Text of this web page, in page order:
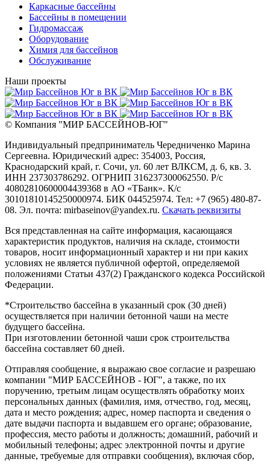
Каркасные бассейны
Бассейны в помещении
Гидромассаж
Оборудование
Химия для бассейнов
Обслуживание
Наши проекты
© Компания "МИР БАССЕЙНОВ-ЮГ"
Индивидуальный предприниматель Чередниченко Марина
Сергеевна. Юридический адрес: 354003, Россия,
Краснодарский край, г. Сочи, ул. 60 лет ВЛКСМ, д. 6, кв. 3.
ИНН 237303786292. ОГРНИП 316237300062550. Р/с
40802810600004439368 в АО «ТБанк». К/с
30101810145250000974. БИК 044525974. Тел: +7 (965) 480-87-
08. Эл. почта: mirbaseinov@yandex.ru. Скачать реквизиты
Вся представленная на сайте информация, касающаяся
характеристик продуктов, наличия на складе, стоимости
товаров, носит информационный характер и ни при каких
условиях не является публичной офертой, определяемой
положениями Статьи 437(2) Гражданского кодекса Российской
Федерации.
*Строительство бассейна в указанный срок (30 дней)
осуществляется при наличии бетонной чаши на месте
будущего бассейна.
При изготовлении бетонной чаши срок строительства
бассейна составляет 60 дней.
Отправляя сообщение, я выражаю свое согласие и разрешаю
компании "МИР БАССЕЙНОВ - ЮГ", а также, по их
поручению, третьим лицам осуществлять обработку моих
персональных данных (фамилия, имя, отчество, год, месяц,
дата и место рождения; адрес, номер паспорта и сведения о
дате выдачи паспорта и выдавшем его органе; образование,
профессия, место работы и должность; домашний, рабочий и
мобильный телефоны; адрес электронной почты и другие
данные, требуемые для отправки сообщения), включая сбор,